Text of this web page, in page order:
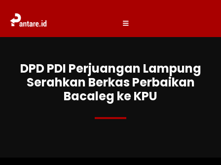
DPD PDI Perjuangan Lampung
Serahkan Berkas Perbaikan
Bacaleg ke KPU